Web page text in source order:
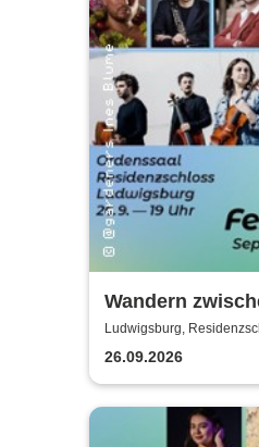
Wandern
und Ekstase -
2026
Ludwigsburg,
26.09.2026